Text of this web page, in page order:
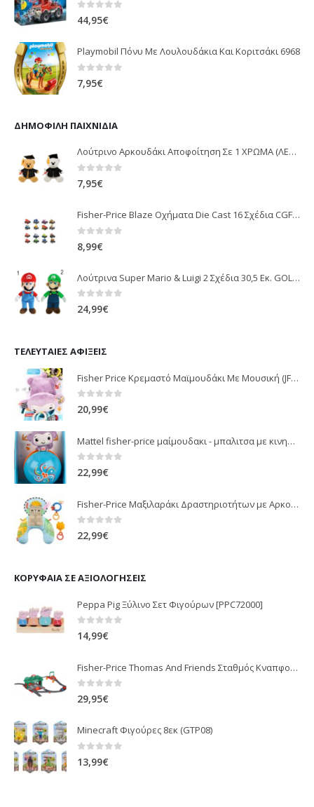
0 out of 5
44,95€
Playmobil Πόνυ Με Λουλουδάκια Και Κοριτσάκι 6968
0out of 5
7,95€
ΔΗΜΟΦΙΛΉ ΠΑΙΧΝΊΔΙΑ
Λούτρινο Αρκουδάκι Αποφοίτηση Σε 1 ΧΡΩΜΑ (ΛΕΥΚΟ)25Εκ 1850
0out of 5
7,95€
Fisher-Price Blaze Οχήματα Die Cast 16 Σχέδια CGF20
8,99€
Λούτρινα Super Mario & Luigi 2 Σχέδια 30,5 Εκ. GOL13769
0 out of 5
24,99€
ΤΕΛΕΥΤΑΊΕΣ ΑΦΊΞΕΙΣ
Fisher Price Κρεμαστό Μαϊμουδάκι Με Μουσική (JFF02)
0 out of 5
20,99€
Mattel fisher-price μαίμουδακι - μπαλιτσα με κινηση JLB95
0 out of 5
22,99€
Fisher-Price Μαξιλαράκι Δραστηριοτήτων με Αρκουδάκι (JHB44)
0 out of 5
22,99€
ΚΟΡΥΦΑΊΑ ΣΕ ΑΞΙΟΛΟΓΉΣΕΙΣ
Peppa Pig Ξύλινο Σετ Φιγούρων [PPC72000]
0 out of 5
14,99€
Fisher-Price Thomas And Friends Σταθμός Κναπφορντ GHK74
0 out of 5
29,95€
Minecraft Φιγούρες 8εκ (GTP08)
0 out of 5
13,99€